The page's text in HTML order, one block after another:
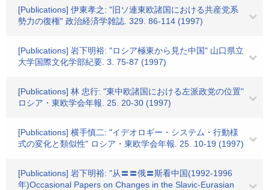
[Publications] 伊東孝之: "旧ソ連東欧諸国における共産党系
勢力の復権" 政治経済学雑誌. 329. 86-114 (1997)
[Publications] 岩下明裕: "ロシア極東から見た中国" 山口県立
大学国際文化学部紀要. 3. 75-87 (1997)
[Publications] 林 忠行: "東中欧諸国における左派政党の位置"
ロシア・東欧学会年報. 25. 20-30 (1997)
[Publications] 横手慎二: "イデオロギー・システム・行動様
式の変化と類似性" ロシア・東欧学会年報. 25. 10-19 (1997)
[Publications] 岩下明裕: "从〓〓俄〓斯看中国(1992-1996
年)Occasional Papers on Changes in the Slavic-Eurasian